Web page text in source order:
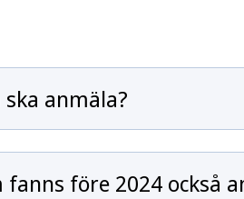
anmäla?
före 2024 också